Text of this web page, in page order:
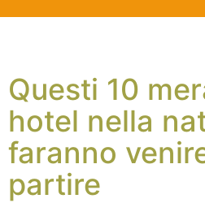
Questi 10
hotel nella
faranno
partire